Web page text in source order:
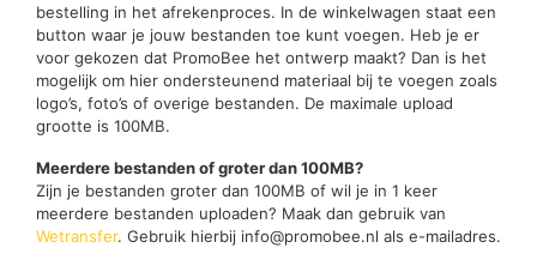
bestelling in het afrekenproces. In de winkelwagen staat een
button waar je jouw bestanden toe kunt voegen. Heb je er
voor gekozen dat PromoBee het ontwerp maakt? Dan is het
mogelijk om hier ondersteunend materiaal bij te voegen zoals
logo’s, foto’s of overige bestanden. De maximale upload
grootte is 100MB.
Meerdere bestanden of groter dan 100MB?
Zijn je bestanden groter dan 100MB of wil je in 1 keer
meerdere bestanden uploaden? Maak dan gebruik van
Wetransfer. Gebruik hierbij info@promobee.nl als e-mailadres.